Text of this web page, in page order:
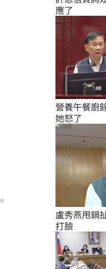
應了
營養午餐廚
她怒了
盧秀燕甩鍋
打臉